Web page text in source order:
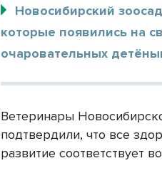
Новосибирский
которые появились на
очаровательных
Ветеринары
подтвердили, что все
развитие соответствует